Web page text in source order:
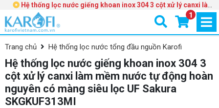
Hệ thống lọc nước giếng khoan inox 304 3 cột xử lý canxi làm
mềm nước tự động hoàn nguyên có màng siêu lọc UF Sakura
SKGKUF313MI
1
Trang chủ Hệ thống lọc nước tổng đầu nguồn Karofi
Hệ thống lọc nước giếng khoan inox 304 3
cột xử lý canxi làm mềm nước tự động hoàn
nguyên có màng siêu lọc UF Sakura
SKGKUF313MI